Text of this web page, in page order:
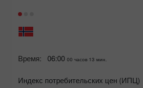
Время: 06:00 00 часов 13 мин.
Индекс потребительских цен (ИПЦ)